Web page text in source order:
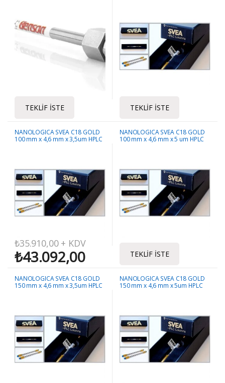
TEKLIF İSTE TEKLIF İSTE
NANOLOGICA SVEA C18 GOLD
100 mm x 4,6 mm x 3,5um HPLC
₺35.910,00+ KDV
₺43.092,00
NANOLOGICA SVEA C18 GOLD
100 mm x 4,6 mm x 5 um HPLC
TEKLIF İSTE
NANOLOGICA SVEA C18 GOLD
150 mm x 4,6 mm x 3,5um HPLC
NANOLOGICA SVEA C18 GOLD
150 mm x 4,6 mm x 5um HPLC